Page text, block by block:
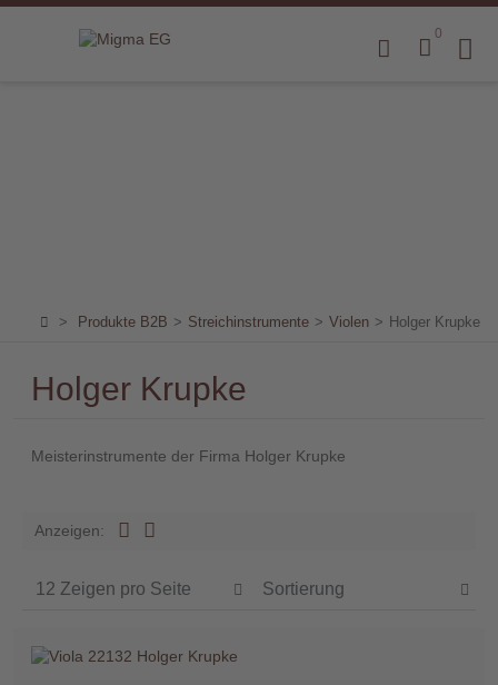
0
Über
Händler
Kontakt
> Produkte B2B > Streichinstrumente > Violen > Holger Krupke
Holger Krupke
Meisterinstrumente der Firma Holger Krupke
Anzeigen: